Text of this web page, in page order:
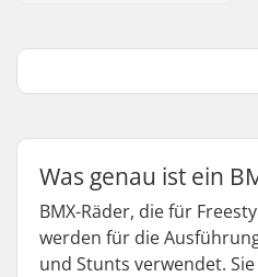
Was genau ist ein
BMX-Räder, die für
werden für die
und Stunts verwendet.